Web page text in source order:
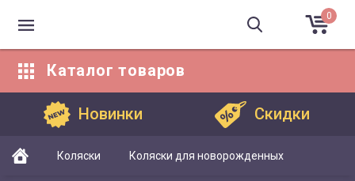
0
Каталог товаров
Новинки Скидки
Коляски Коляски для новорожденных